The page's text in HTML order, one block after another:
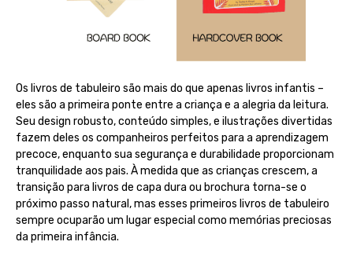
Os livros de tabuleiro são mais do que apenas livros infantis –
eles são a primeira ponte entre a criança e a alegria da leitura.
Seu design robusto, conteúdo simples, e ilustrações divertidas
fazem deles os companheiros perfeitos para a aprendizagem
precoce, enquanto sua segurança e durabilidade proporcionam
tranquilidade aos pais. À medida que as crianças crescem, a
transição para livros de capa dura ou brochura torna-se o
próximo passo natural, mas esses primeiros livros de tabuleiro
sempre ocuparão um lugar especial como memórias preciosas
da primeira infância.